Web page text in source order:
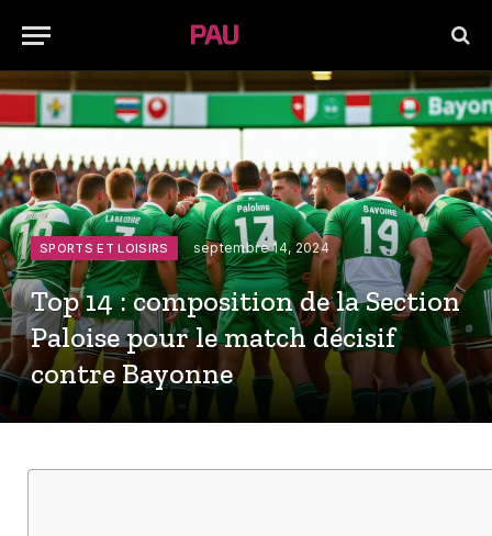
SPORTS ET LOISIRS septembre 14, 2024
Top 14 : composition de la Section
Paloise pour le match décisif
contre Bayonne